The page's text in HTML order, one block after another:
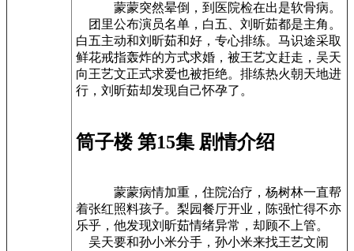
蒙蒙突然晕倒，到医院检在出是软骨病。
团里公布演员名单，白五、刘昕茹都是主角。
白五主动和刘昕茹和好，专心排练。马识途采取
鲜花戒指轰炸的方式求婚，被王艺文赶走，吴天
向王艺文正式求爱也被拒绝。排练热火朝天地进
行，刘昕茹却发现自己怀孕了。
筒子楼 第15集 剧情介绍
蒙蒙病情加重，住院治疗，杨树林一直帮
着张红照料孩子。梨园餐厅开业，陈强忙得不亦
乐乎，他发现刘昕茹情绪异常，却顾不上管。
吴天要和孙小米分手，孙小米来找王艺文闹